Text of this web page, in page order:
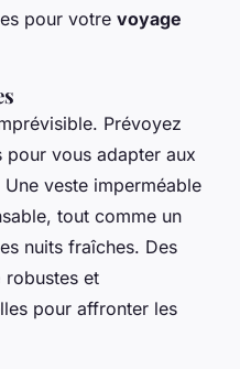
pour votre voyage
Prévoyez
pour vous adapter aux
veste imperméable
tout comme un
nuits fraîches. Des
robustes et
pour affronter les